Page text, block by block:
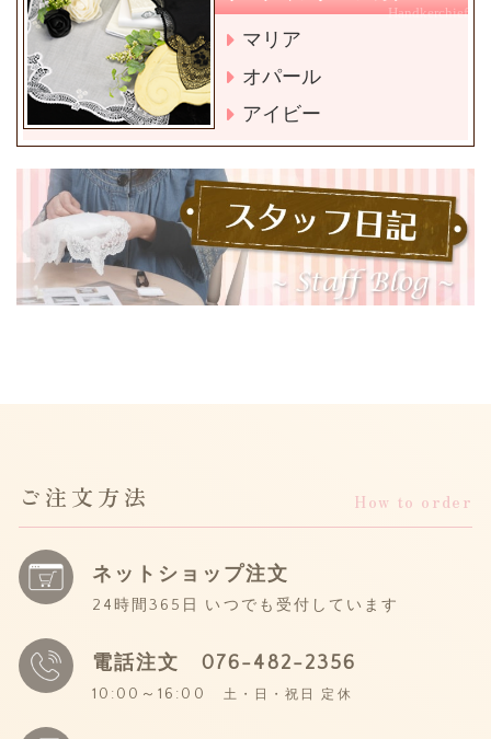
Handkerchief
マリア
オパール
アイビー
ご注文方法 How to order
ネットショップ注文
24時間365日 いつでも受付しています
電話注文076-482-2356
10:00～16:00 土・日・祝日 定休